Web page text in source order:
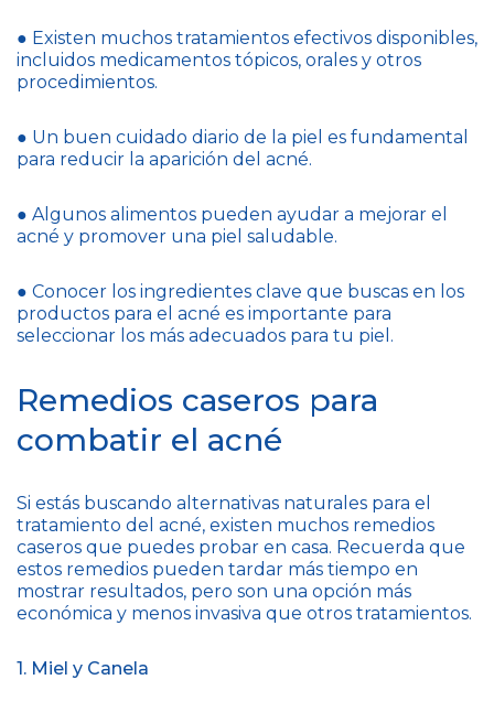
● Existen muchos tratamientos efectivos disponibles,
incluidos medicamentos tópicos, orales y otros
procedimientos.
● Un buen cuidado diario de la piel es fundamental
para reducir la aparición del acné.
● Algunos alimentos pueden ayudar a mejorar el
acné y promover una piel saludable.
● Conocer los ingredientes clave que buscas en los
productos para el acné es importante para
seleccionar los más adecuados para tu piel.
Remedios caseros para
combatir el acné
Si estás buscando alternativas naturales para el
tratamiento del acné, existen muchos remedios
caseros que puedes probar en casa. Recuerda que
estos remedios pueden tardar más tiempo en
mostrar resultados, pero son una opción más
económica y menos invasiva que otros tratamientos.
1. Miel y Canela